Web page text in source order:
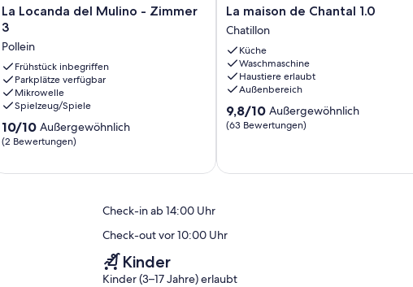
La
Locanda
Mulino
-
Zimmer
3
Pollein
La Locanda del Mulino - Zimmer
3
Pollein
Frühstück inbegriffen
Parkplätze verfügbar
Mikrowelle
Spielzeug/Spiele
10.0
von
Außergewöhnlich,
10/10 Außergewöhnlich
(2 Bewertungen)
La
maison
de
Chantal
1.0
Chatillon
La maison de Chantal 1.0
Chatillon
Küche
Waschmaschine
Haustiere erlaubt
Außenbereich
9.8
von
9,8/10 Außergewöhnlich
(63 Bewertungen)
Check-in ab 14:00 Uhr
Check-out vor 10:00 Uhr
Kinder
Kinder (3–17 Jahre) erlaubt